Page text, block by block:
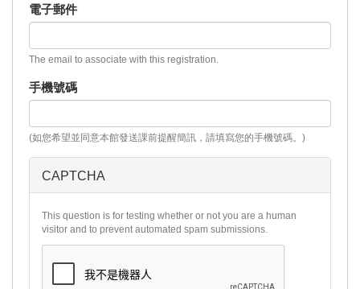
電子郵件
The email to associate with this registration.
手機號碼
(如您希望並同意本館發送課前提醒簡訊，請填寫您的手機號碼。)
CAPTCHA
This question is for testing whether or not you are a human
visitor and to prevent automated spam submissions.